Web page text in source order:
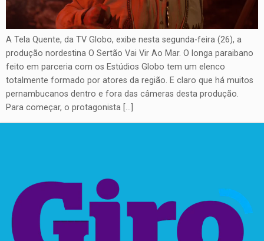
A Tela Quente, da TV Globo, exibe nesta segunda-feira (26), a
produção nordestina O Sertão Vai Vir Ao Mar. O longa paraibano
feito em parceria com os Estúdios Globo tem um elenco
totalmente formado por atores da região. E claro que há muitos
pernambucanos dentro e fora das câmeras desta produção.
Para começar, o protagonista […]